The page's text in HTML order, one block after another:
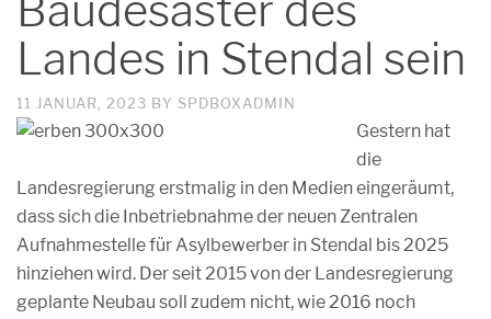
Landes in Stendal sein
11 JANUAR, 2023 BY SPDBOXADMIN
Gestern hat
die
Landesregierung erstmalig in den Medien eingeräumt,
dass sich die Inbetriebnahme der neuen Zentralen
Aufnahmestelle für Asylbewerber in Stendal bis 2025
hinziehen wird. Der seit 2015 von der Landesregierung
geplante Neubau soll zudem nicht, wie 2016 noch